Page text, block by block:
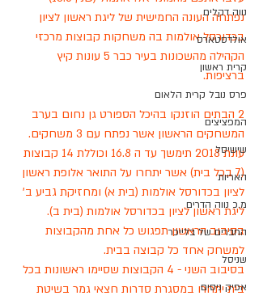
נווה דקלים
אולדסטארס
קרית ראשון
פרס נובל קרית הלאום
המפציצים
שישיסל
האריות
מ.כ נווה הדרים
החברים של בלייכר
שניסל
אפיק ניסים
נפתחה העונה החמישית של ליגת ראשון לציון
בכדורסל אולמות בה משחקות קבוצות מרכזי
הקהילה מהשכונות בעיר כבר 5 עונות קיץ
ברציפות.
2 הבתים הוזנקו בהיכל הספורט גן נחום בערב
המשחקים הראשון אשר נפתח עם 3 משחקים.
עונת 2018 תימשך עד ה 16.8 וכוללת 14 קבוצות
(7 בכל בית) אשר יתחרו על התואר אלופת ראשון
לציון בכדורסל אולמות (בית א) ומחזיקת גביע ב'
ליגת ראשון לציון בכדורסל אולמות (בית ב).
בסיבוב הראשון תפגוש כל אחת מהקבוצות
למשחק אחד כל קבוצה בבית.
בסיבוב השני - 4 הקבוצות שסיימו ראשונות בכל
בית יתחרו במסגרת סדרות חצאי גמר בשיטת